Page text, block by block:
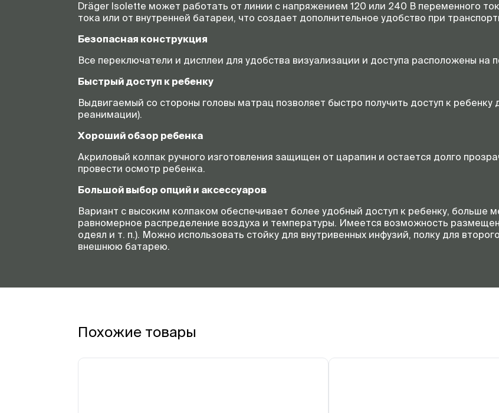
Dräger Isolette может работать от линии с напряжением 120 или 240 В переменного
тока или от внутренней батареи, что создает дополнительное удобство при
Безопасная конструкция
Все переключатели и дисплеи для удобства визуализации и доступа расположены на
Быстрый доступ к ребенку
Выдвигаемый со стороны головы матрац позволяет быстро получить доступ к ребенку
реанимации).
Хороший обзор ребенка
Акриловый колпак ручного изготовления защищен от царапин и остается долго
провести осмотр ребенка.
Большой выбор опций и аксессуаров
Вариант с высоким колпаком обеспечивает более удобный доступ к ребенку, больше
равномерное распределение воздуха и температуры. Имеется возможность
одеял и т. п.). Можно использовать стойку для внутривенных инфузий, полку для
внешнюю батарею.
Похожие товары